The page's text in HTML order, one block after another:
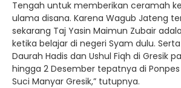
Tengah untuk memberikan ceramah
ulama disana. Karena Wagub Jateng
sekarang Taj Yasin Maimun Zubair
ketika belajar di negeri Syam dulu.
Daurah Hadis dan Ushul Fiqh di Gresik
hingga 2 Desember tepatnya di
Suci Manyar Gresik,” tutupnya.